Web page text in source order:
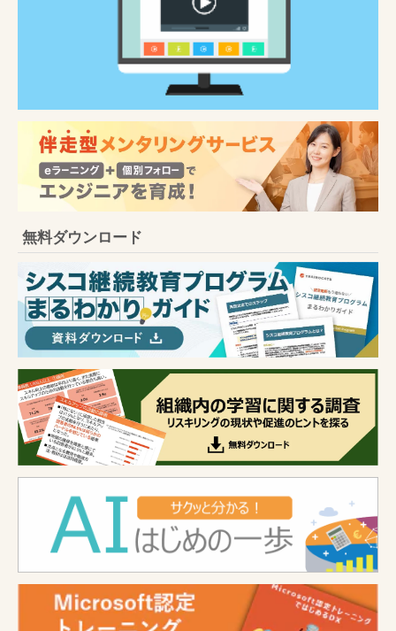
無料ダウンロード